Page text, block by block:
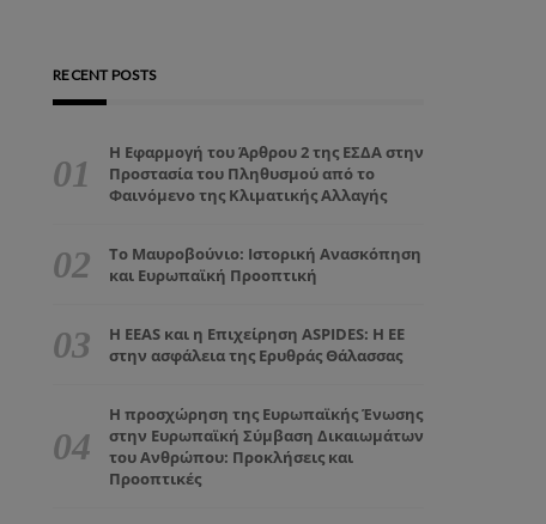
RECENT POSTS
Η Εφαρμογή του Άρθρου 2 της ΕΣΔΑ στην
Προστασία του Πληθυσμού από το
Φαινόμενο της Κλιματικής Αλλαγής
Το Μαυροβούνιο: Ιστορική Ανασκόπηση
και Ευρωπαϊκή Προοπτική
Η EEAS και η Επιχείρηση ASPIDES: Η ΕΕ
στην ασφάλεια της Ερυθράς Θάλασσας
Η προσχώρηση της Ευρωπαϊκής Ένωσης
στην Ευρωπαϊκή Σύμβαση Δικαιωμάτων
του Ανθρώπου: Προκλήσεις και
Προοπτικές